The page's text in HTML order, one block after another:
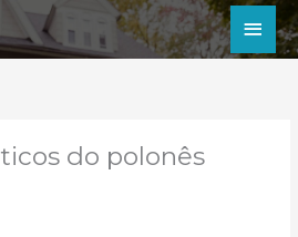
do polonês